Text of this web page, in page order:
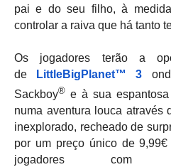
pai e do seu filho, à
controlar a raiva que há tanto
Os jogadores terão a
de
LittleBigPlanet™ 3
Sackboy® e à sua
numa aventura louca através
inexplorado, recheado de
por um preço único de
jogadores com